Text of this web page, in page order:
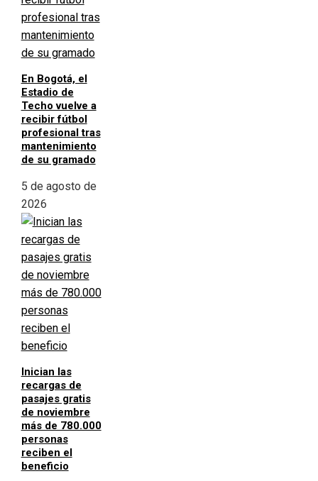
En Bogotá, el
Estadio de
Techo vuelve a
recibir fútbol
profesional tras
mantenimiento
de su gramado
5 de agosto de
2026
Inician las
recargas de
pasajes gratis
de noviembre
más de 780.000
personas
reciben el
beneficio